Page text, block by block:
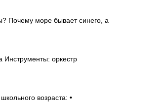
Почему море бывает синего, а
Инструменты: оркестр
возраста: •